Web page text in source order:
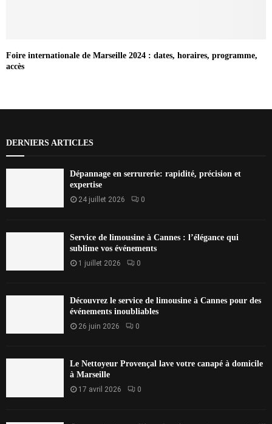
Foire internationale de Marseille 2024 : dates, horaires, programme,
accès
DERNIERS ARTICLES
Dépannage en serrurerie: rapidité, précision et
expertise
24 juillet 2026 0
Service de limousine à Cannes : l’élégance qui
sublime vos événements
1 juillet 2026 0
Découvrez le service de limousine à Cannes pour des
événements inoubliables
26 juin 2026 0
Le Nettoyeur Provençal lave votre canapé à domicile
à Marseille
17 avril 2026 0